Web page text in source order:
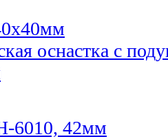
оснастка с
6010, 42мм